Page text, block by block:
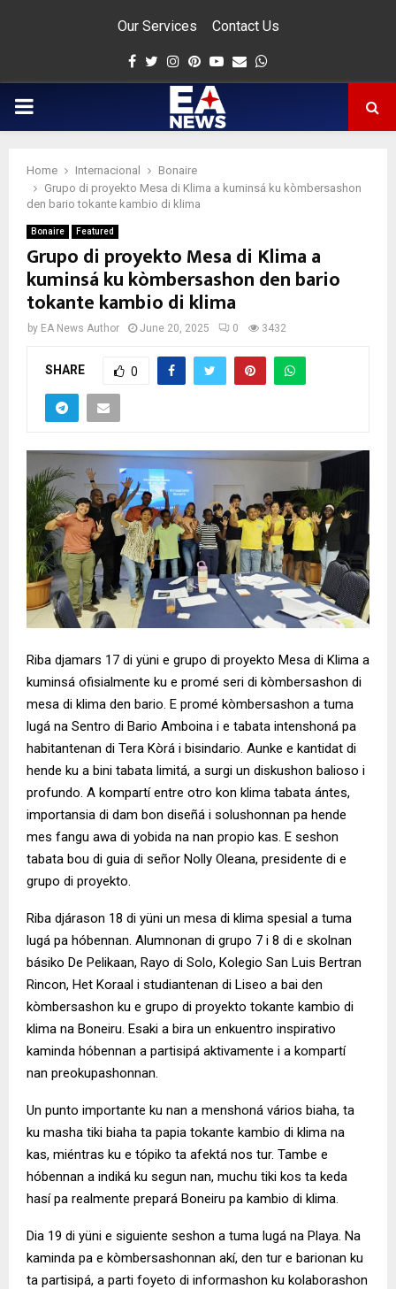
Our Services Contact Us
Facebook
Twitter
Instagram
Pinterest
Youtube
Email
PRIMARY
Home Internacional
Bonaire
Grupo di proyekto Mesa di Klima a kuminsá ku kòmbersashon
den bario tokante kambio di klima
Bonaire Featured
Grupo di proyekto Mesa di Klima a
kuminsá ku kòmbersashon den bario
tokante kambio di klima
by EA News Author June 20, 2025 0 3432
SHARE 0
Riba djamars 17 di yüni e grupo di proyekto Mesa di Klima a
kuminsá ofisialmente ku e promé seri di kòmbersashon di
mesa di klima den bario. E promé kòmbersashon a tuma
lugá na Sentro di Bario Amboina i e tabata intenshoná pa
habitantenan di Tera Kòrá i bisindario. Aunke e kantidat di
hende ku a bini tabata limitá, a surgi un diskushon balioso i
profundo. A kompartí entre otro kon klima tabata ántes,
importansia di dam bon diseñá i solushonnan pa hende
mes fangu awa di yobida na nan propio kas. E seshon
tabata bou di guia di señor Nolly Oleana, presidente di e
grupo di proyekto.
Riba djárason 18 di yüni un mesa di klima spesial a tuma
lugá pa hóbennan. Alumnonan di grupo 7 i 8 di e skolnan
básiko De Pelikaan, Rayo di Solo, Kolegio San Luis Bertran
Rincon, Het Koraal i studiantenan di Liseo a bai den
kòmbersashon ku e grupo di proyekto tokante kambio di
klima na Boneiru. Esaki a bira un enkuentro inspirativo
kaminda hóbennan a partisipá aktivamente i a kompartí
nan preokupashonnan.
Un punto importante ku nan a menshoná vários biaha, ta
ku masha tiki biaha ta papia tokante kambio di klima na
kas, miéntras ku e tópiko ta afektá nos tur. Tambe e
hóbennan a indiká ku segun nan, muchu tiki kos ta keda
hasí pa realmente prepará Boneiru pa kambio di klima.
Dia 19 di yüni e siguiente seshon a tuma lugá na Playa. Na
kaminda pa e kòmbersashonnan akí, den tur e barionan ku
ta partisipá, a parti foyeto di informashon ku kolaborashon